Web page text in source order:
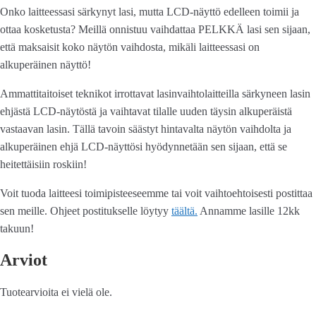
Onko laitteessasi särkynyt lasi, mutta LCD-näyttö edelleen toimii ja
ottaa kosketusta? Meillä onnistuu vaihdattaa PELKKÄ lasi sen sijaan,
että maksaisit koko näytön vaihdosta, mikäli laitteessasi on
alkuperäinen näyttö!
Ammattitaitoiset teknikot irrottavat lasinvaihtolaitteilla särkyneen lasin
ehjästä LCD-näytöstä ja vaihtavat tilalle uuden täysin alkuperäistä
vastaavan lasin. Tällä tavoin säästyt hintavalta näytön vaihdolta ja
alkuperäinen ehjä LCD-näyttösi hyödynnetään sen sijaan, että se
heitettäisiin roskiin!
Voit tuoda laitteesi toimipisteeseemme tai voit vaihtoehtoisesti postittaa
sen meille. Ohjeet postitukselle löytyy täältä. Annamme lasille 12kk
takuun!
Arviot
Tuotearvioita ei vielä ole.